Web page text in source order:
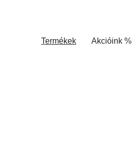
Termékek Akcióink %